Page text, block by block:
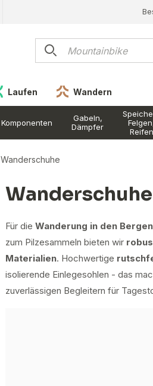
Laufen Wandern
Komponenten
Gabeln,
Dämpfer
Reifen
Wanderschuhe
Wanderschuhe
Für die Wanderung in den Bergen
zum Pilzesammeln bieten wir
Materialien. Hochwertige
isolierende Einlegesohlen - das
zuverlässigen Begleitern für